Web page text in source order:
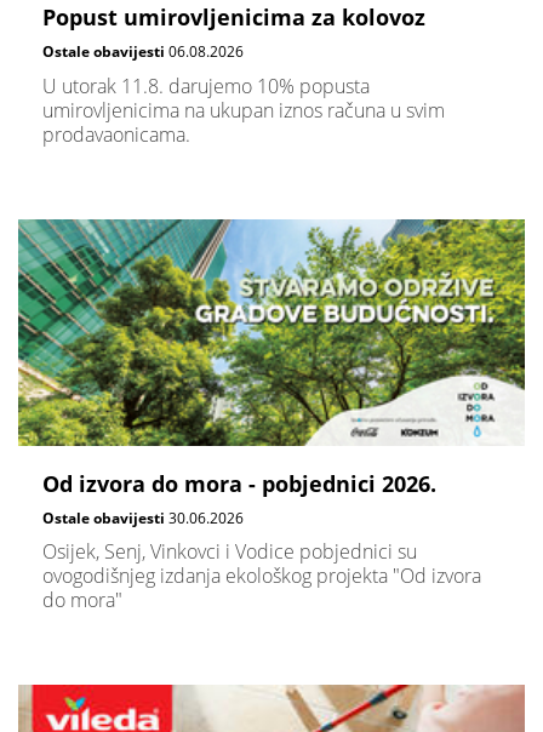
Popust umirovljenicima za kolovoz
Ostale obavijesti 06.08.2026
U utorak 11.8. darujemo 10% popusta
umirovljenicima na ukupan iznos računa u svim
prodavaonicama.
Od izvora do mora - pobjednici 2026.
Ostale obavijesti 30.06.2026
Osijek, Senj, Vinkovci i Vodice pobjednici su
ovogodišnjeg izdanja ekološkog projekta "Od izvora
do mora"